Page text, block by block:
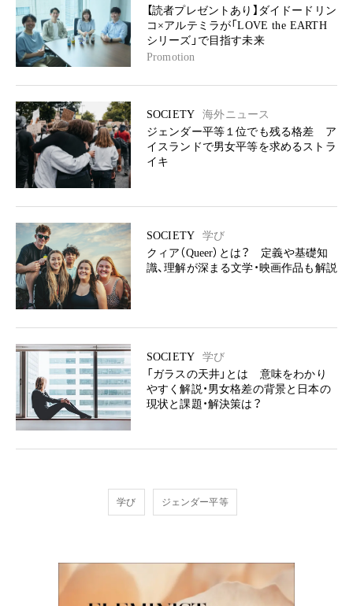
【読者プレゼントあり】ダイドードリン
コ×アルテミラが「LOVE the EARTH
シリーズ」で目指す未来
Promotion
SOCIETY
海外ニュース
ジェンダー平等１位でも残る格差 ア
イスランドで男女平等を求めるストラ
イキ
SOCIETY
学び
クィア（Queer）とは？ 定義や基礎知
識、理解が深まる文学・映画作品も解説
SOCIETY
学び
「ガラスの天井」とは 意味をわかり
やすく解説・男女格差の背景と日本の
現状と課題・解決策は？
学び ジェンダー平等